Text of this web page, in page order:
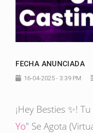
FECHA ANUNCIADA
16-04-2025 - 3:39 PM
¡Hey Besties ✨!
Yo" Se Agota